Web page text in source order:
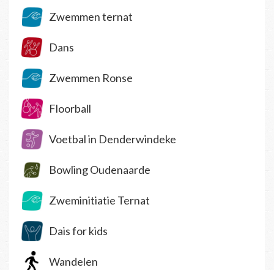
Zwemmen ternat
Dans
Zwemmen Ronse
Floorball
Voetbal in Denderwindeke
Bowling Oudenaarde
Zweminitiatie Ternat
Dais for kids
Wandelen